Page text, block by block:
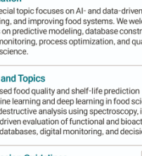
Hwang1 ,Kyung-
2 ,Seong-Gook
▼
Jan 04, 2022; Accepted: